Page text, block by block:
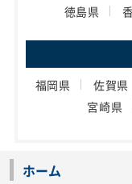
徳島県
福岡県 佐賀県
宮崎県
ホーム